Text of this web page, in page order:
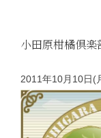
小田原柑橘倶楽
2011年10月10日(